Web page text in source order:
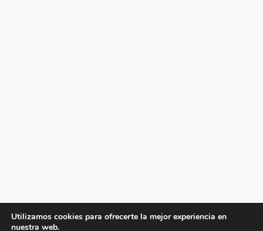
Utilizamos cookies para ofrecerte la mejor experiencia en
nuestra web.